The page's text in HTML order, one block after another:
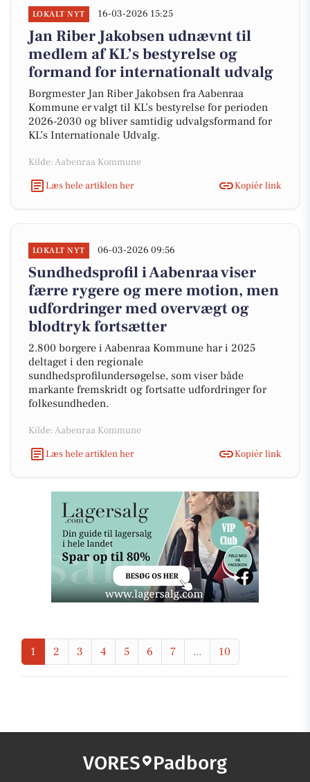
LOKALT NYT 16-03-2026 15:25
Jan Riber Jakobsen udnævnt til
medlem af KL’s bestyrelse og
formand for internationalt udvalg
Borgmester Jan Riber Jakobsen fra Aabenraa
Kommune er valgt til KL’s bestyrelse for perioden
2026-2030 og bliver samtidig udvalgsformand for
KL’s Internationale Udvalg.
Kilde: Aabenraa Kommune
Læs hele artiklen her
Kopiér link
LOKALT NYT 06-03-2026 09:56
Sundhedsprofil i Aabenraa viser
færre rygere og mere motion, men
udfordringer med overvægt og
blodtryk fortsætter
2.800 borgere i Aabenraa Kommune har i 2025
deltaget i den regionale
sundhedsprofilundersøgelse, som viser både
markante fremskridt og fortsatte udfordringer for
folkesundheden.
Kilde: Aabenraa Kommune
Læs hele artiklen her
Kopiér link
1 2 3 4 5 6 7 ... 10
VORES Padborg